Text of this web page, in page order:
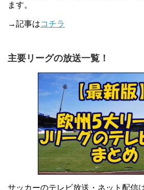
ます。
→記事はコチラ
主要リーグの放送一覧！
サッカーのテレビ放送・ネット配信